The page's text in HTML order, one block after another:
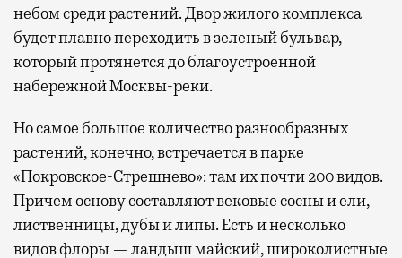
небом среди растений. Двор жилого комплекса
будет плавно переходить в зеленый бульвар,
который протянется до благоустроенной
набережной Москвы-реки.
Но самое большое количество разнообразных
растений, конечно, встречается в парке
«Покровское-Стрешнево»: там ихпочти 200 видов.
Причем основу составляют вековые сосны и ели,
лиственницы, дубы и липы. Есть и несколько
видов флоры — ландыш майский, широколистные